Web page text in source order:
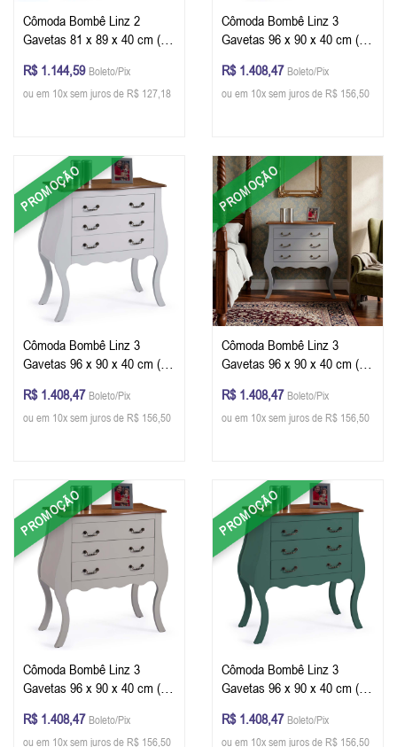
Cômoda Bombê Linz 2
Gavetas 81 x 89 x 40 cm (A
Imbuia Glazer
R$ 1.144,59 Boleto/Pix
ou em 10x sem juros de R$ 127,18
Cômoda Bombê Linz 3
Gavetas 96 x 90 x 40 cm (A
Imbuia Glazer
R$ 1.408,47 Boleto/Pix
ou em 10x sem juros de R$ 156,50
PROMOÇÃO
Cômoda Bombê Linz 3
Gavetas 96 x 90 x 40 cm (A
Imbuia Glazer
R$ 1.408,47 Boleto/Pix
ou em 10x sem juros de R$ 156,50
PROMOÇÃO
Cômoda Bombê Linz 3
Gavetas 96 x 90 x 40 cm (A
Imbuia Glazer
R$ 1.408,47 Boleto/Pix
ou em 10x sem juros de R$ 156,50
PROMOÇÃO
Cômoda Bombê Linz 3
Gavetas 96 x 90 x 40 cm (A
Imbuia Glazer
R$ 1.408,47 Boleto/Pix
ou em 10x sem juros de R$ 156,50
PROMOÇÃO
Cômoda Bombê Linz 3
Gavetas 96 x 90 x 40 cm (A
Imbuia Glazer
R$ 1.408,47 Boleto/Pix
ou em 10x sem juros de R$ 156,50